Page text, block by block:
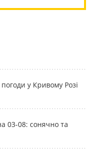
у Кривому Розі
03-08: сонячно та